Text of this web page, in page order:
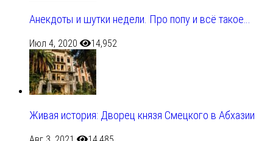
Анекдоты и шутки недели. Про попу и всё такое…
Июл 4, 2020 14,952
Живая история: Дворец князя Смецкого в Абхазии